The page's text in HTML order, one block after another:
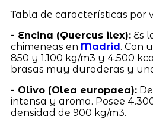
Tabla de características por
- Encina (Quercus ilex):Es
chimeneas en Madrid. Con
850 y 1.100 kg/m3 y 4.500
brasas muy duraderas y
- Olivo (Olea europaea):
intensa y aroma. Posee
densidad de 900 kg/m3.